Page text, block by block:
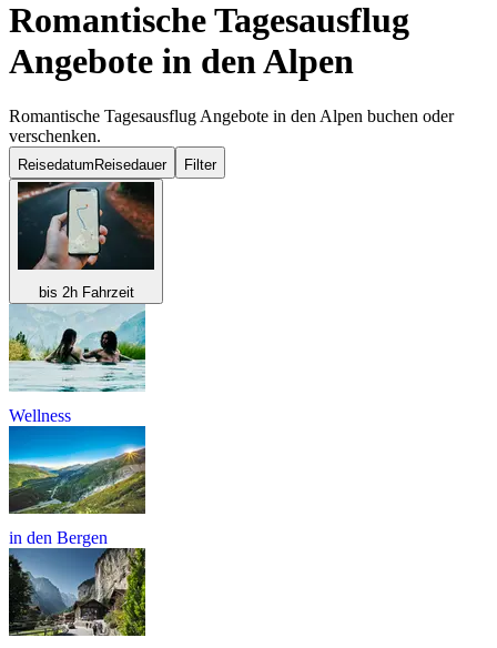
Romantische Tagesausflug
Angebote in den Alpen
Romantische Tagesausflug Angebote in den Alpen buchen oder
verschenken.
Reisedatum Reisedauer Filter
bis 2h Fahrzeit
Wellness
in den Bergen